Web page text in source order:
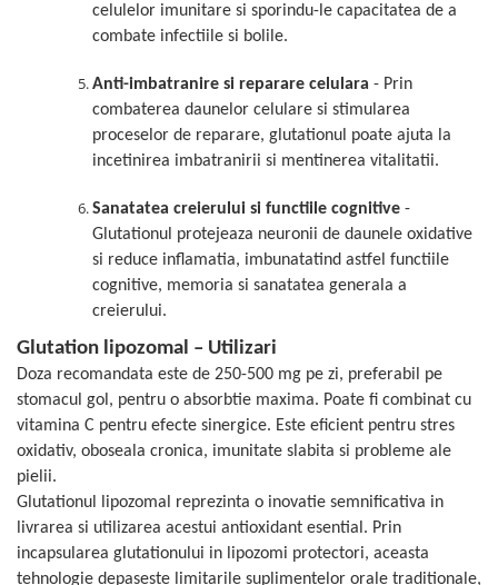
celulelor imunitare si sporindu-le capacitatea de a
combate infectiile si bolile.
Anti-imbatranire si reparare celulara - Prin
combaterea daunelor celulare si stimularea
proceselor de reparare, glutationul poate ajuta la
incetinirea imbatranirii si mentinerea vitalitatii.
Sanatatea creierului si functiile cognitive -
Glutationul protejeaza neuronii de daunele oxidative
si reduce inflamatia, imbunatatind astfel functiile
cognitive, memoria si sanatatea generala a
creierului.
Glutation lipozomal – Utilizari
Doza recomandata este de 250-500 mg pe zi, preferabil pe
stomacul gol, pentru o absorbtie maxima. Poate fi combinat cu
vitamina C pentru efecte sinergice. Este eficient pentru stres
oxidativ, oboseala cronica, imunitate slabita si probleme ale
pielii.
Glutationul lipozomal reprezinta o inovatie semnificativa in
livrarea si utilizarea acestui antioxidant esential. Prin
incapsularea glutationului in lipozomi protectori, aceasta
tehnologie depaseste limitarile suplimentelor orale traditionale,